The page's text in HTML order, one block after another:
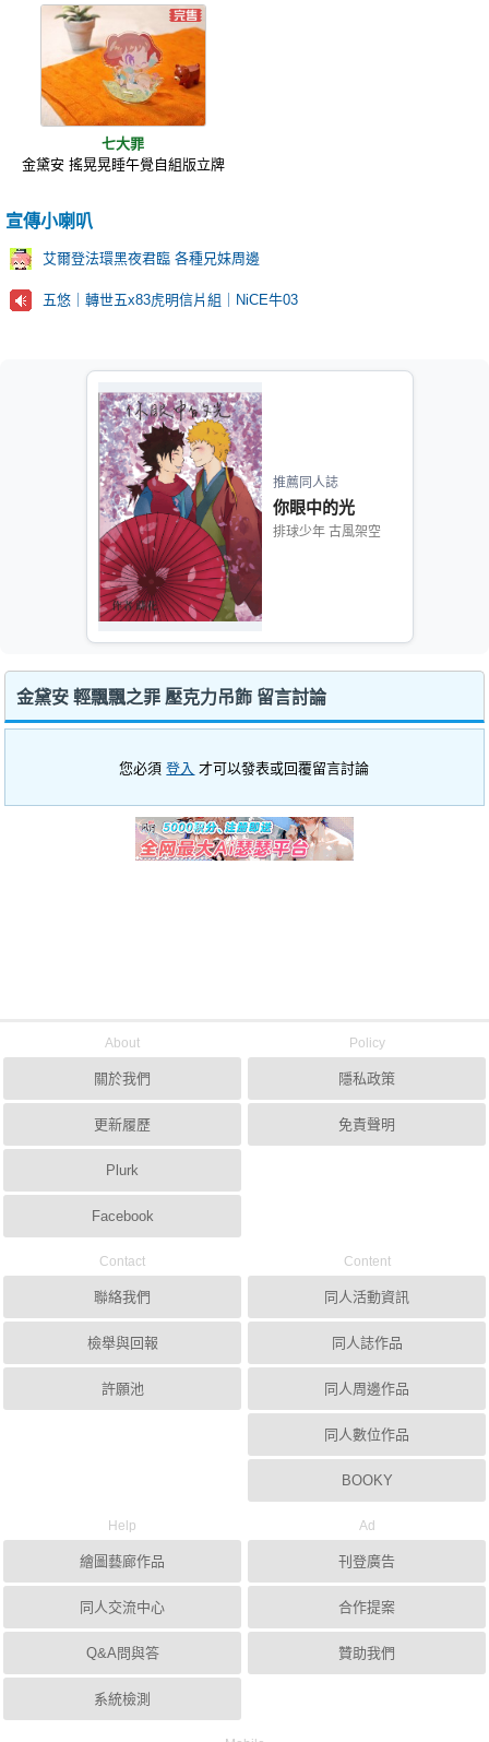
七大罪
金黛安 搖晃晃睡午覺自組版立牌
宣傳小喇叭
艾爾登法環黑夜君臨 各種兄妹周邊
五悠｜轉世五x83虎明信片組｜NiCE牛03
推薦同人誌
你眼中的光
排球少年 古風架空
金黛安 輕飄飄之罪 壓克力吊飾 留言討論
您必須登入 才可以發表或回覆留言討論
About
關於我們
更新履歷
Plurk
Facebook
Policy
隱私政策
免責聲明
Contact
聯絡我們
檢舉與回報
許願池
Content
同人活動資訊
同人誌作品
同人周邊作品
同人數位作品
BOOKY
Help
繪圖藝廊作品
同人交流中心
Q&A問與答
系統檢測
Ad
刊登廣告
合作提案
贊助我們